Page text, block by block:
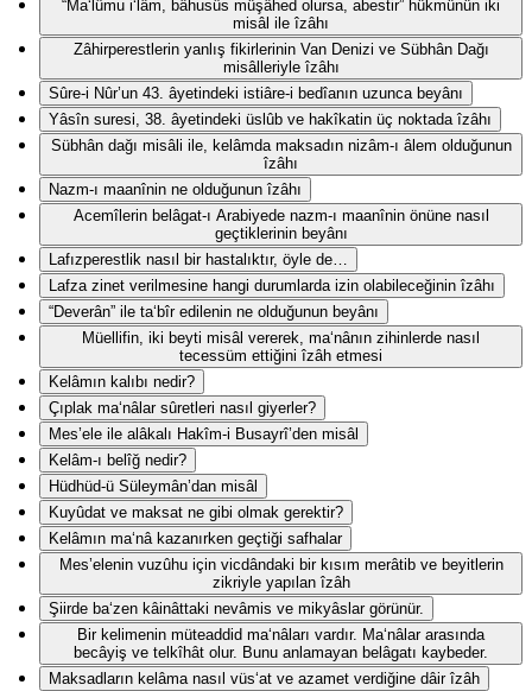
“Ma‘lûmu i‘lâm, bâhusûs müşâhed olursa, abestir” hükmünün iki
misâl ile îzâhı
Zâhirperestlerin yanlış fikirlerinin Van Denizi ve Sübhân Dağı
misâlleriyle îzâhı
Sûre-i Nûr’un 43. âyetindeki istiâre-i bedîanın uzunca beyânı
Yâsîn suresi, 38. âyetindeki üslûb ve hakîkatin üç noktada îzâhı
Sübhân dağı misâli ile, kelâmda maksadın nizâm-ı âlem olduğunun
îzâhı
Nazm-ı maanînin ne olduğunun îzâhı
Acemîlerin belâgat-ı Arabiyede nazm-ı maanînin önüne nasıl
geçtiklerinin beyânı
Lafızperestlik nasıl bir hastalıktır, öyle de…
Lafza zinet verilmesine hangi durumlarda izin olabileceğinin îzâhı
“Deverân” ile ta‘bîr edilenin ne olduğunun beyânı
Müellifin, iki beyti misâl vererek, ma‘nânın zihinlerde nasıl
tecessüm ettiğini îzâh etmesi
Kelâmın kalıbı nedir?
Çıplak ma‘nâlar sûretleri nasıl giyerler?
Mes’ele ile alâkalı Hakîm-i Busayrî’den misâl
Kelâm-ı belîğ nedir?
Hüdhüd-ü Süleymân’dan misâl
Kuyûdat ve maksat ne gibi olmak gerektir?
Kelâmın ma‘nâ kazanırken geçtiği safhalar
Mes’elenin vuzûhu için vicdândaki bir kısım merâtib ve beyitlerin
zikriyle yapılan îzâh
Şiirde ba‘zen kâinâttaki nevâmis ve mikyâslar görünür.
Bir kelimenin müteaddid ma‘nâları vardır. Ma‘nâlar arasında
becâyiş ve telkîhât olur. Bunu anlamayan belâgatı kaybeder.
Maksadların kelâma nasıl vüs‘at ve azamet verdiğine dâir îzâh